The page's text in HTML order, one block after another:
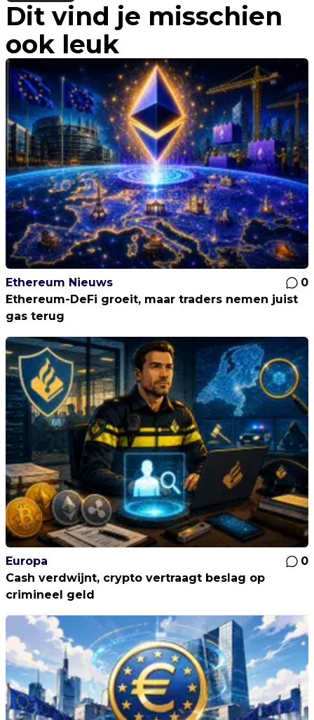
transactiekosten!
Dit vind je misschien
ook leuk
Ethereum Nieuws
0
Ethereum-DeFi groeit, maar traders nemen juist
gas terug
Europa
0
Cash verdwijnt, crypto vertraagt beslag op
crimineel geld